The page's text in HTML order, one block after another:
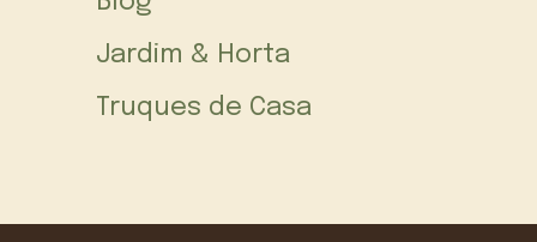
Jardim & Horta
Truques de Casa